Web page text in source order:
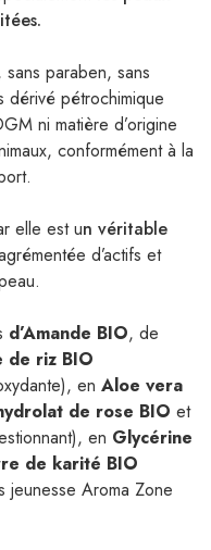
, sans paraben, sans
dérivé pétrochimique
ni matière d’origine
, conformément à la
elle est un véritable
d’actifs et
d’Amande BIO, de
de riz BIO
en Aloe vera
de rose BIO et
en Glycérine
de karité BIO
jeunesse Aroma Zone